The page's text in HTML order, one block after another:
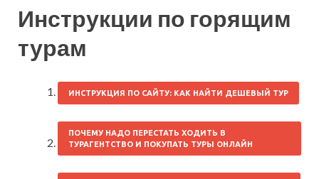
Инструкции по горящим
турам
ИНСТРУКЦИЯ ПО САЙТУ: КАК НАЙТИ ДЕШЕВЫЙ ТУР
ПОЧЕМУ НАДО ПЕРЕСТАТЬ ХОДИТЬ В
ТУРАГЕНТСТВО И ПОКУПАТЬ ТУРЫ ОНЛАЙН